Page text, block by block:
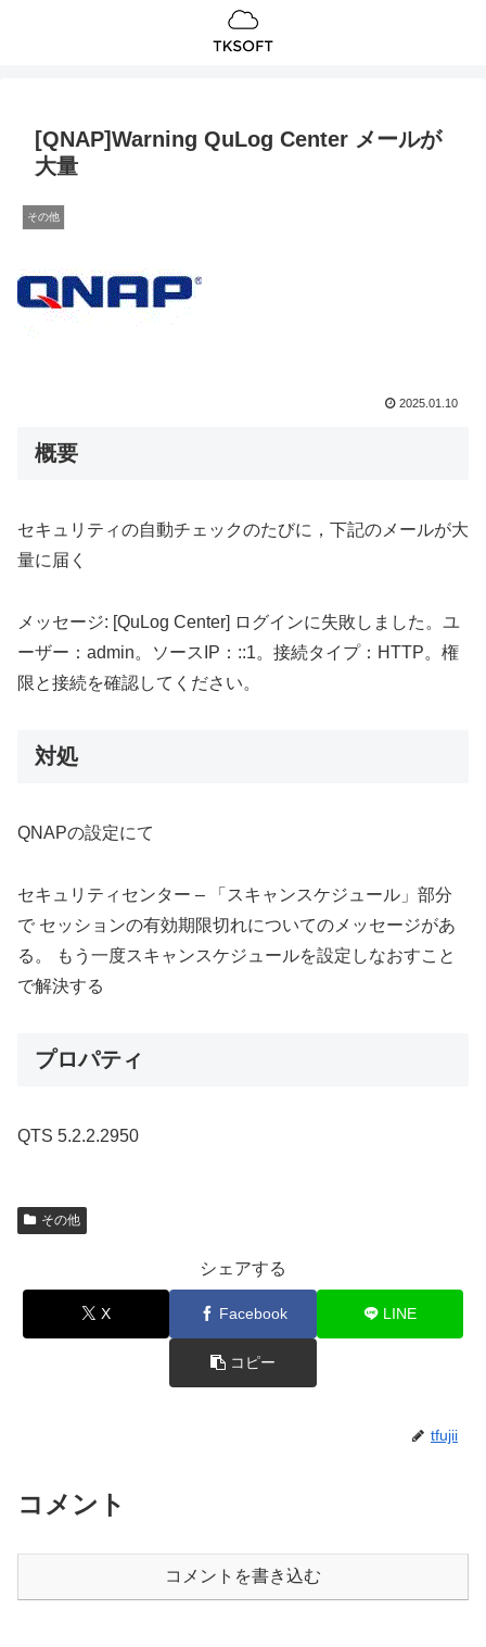
[QNAP]Warning QuLog Center メールが
大量
その他
2025.01.10
概要
セキュリティの自動チェックのたびに，下記のメールが大
量に届く
メッセージ: [QuLog Center] ログインに失敗しました。ユ
ーザー：admin。ソースIP：::1。接続タイプ：HTTP。権
限と接続を確認してください。
対処
QNAPの設定にて
セキュリティセンター – 「スキャンスケジュール」部分
で セッションの有効期限切れについてのメッセージがあ
る。 もう一度スキャンスケジュールを設定しなおすこと
で解決する
プロパティ
QTS 5.2.2.2950
その他
シェアする
X Facebook LINE
コピー
tfujii
コメント
コメントを書き込む